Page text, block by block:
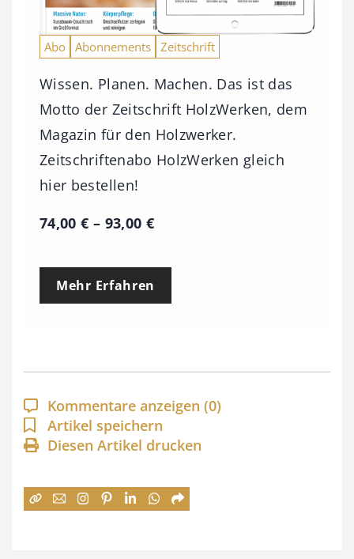
Abo Abonnements Zeitschrift
Wissen. Planen. Machen. Das ist das
Motto der Zeitschrift HolzWerken, dem
Magazin für den Holzwerker.
Zeitschriftenabo HolzWerken gleich
hier bestellen!
74,00€ – 93,00 €P
e
p
a
n
n
:
Mehr Erfahren
Kommentare anzeigen (0)
Artikel speichern
Diesen Artikel drucken